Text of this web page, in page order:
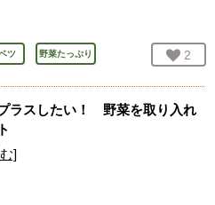
ツ 野菜たっぷり お気
2
ラスしたい！ 野菜を取り入れ
]